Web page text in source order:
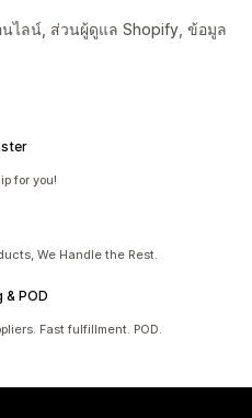
ไลน์, ส่วนผู้ดูแล Shopify, ข้อมูล
for you!
We Handle the Rest.
POD
Fast fulfillment. POD.